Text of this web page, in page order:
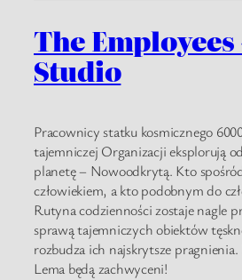
The
Studio
Pracownicy statku kosmicznego
tajemniczej Organizacji eksplorują
planetę – Nowoodkrytą. Kto
człowiekiem, a kto podobnym do
Rutyna codzienności zostaje nagle
sprawą tajemniczych obiektów
rozbudza ich najskrytsze
Lema będą zachwyceni!